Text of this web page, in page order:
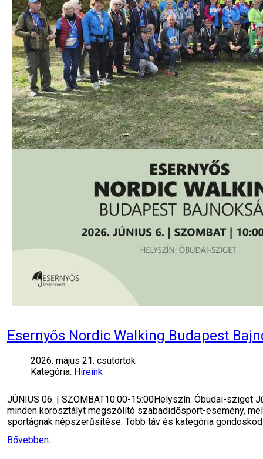
Esernyős Nordic Walking Budapest
2026. május 21. csütörtök
Kategória: Híreink
JÚNIUS 06. | SZOMBAT10:00-15:00Helyszín: Óbudai-sziget
minden korosztályt megszólító szabadidősport-esemény,
sportágnak népszerűsítése. Több táv és kategória
Bővebben...